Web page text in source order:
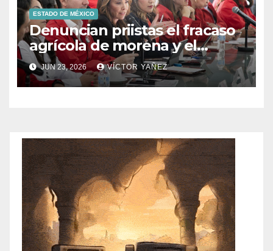
ESTADO DE MÉXICO
Denuncian priistas el fracaso
agrícola de morena y el
abandono al campo
mexicano
JUN 23, 2026 VÍCTOR YAÑEZ